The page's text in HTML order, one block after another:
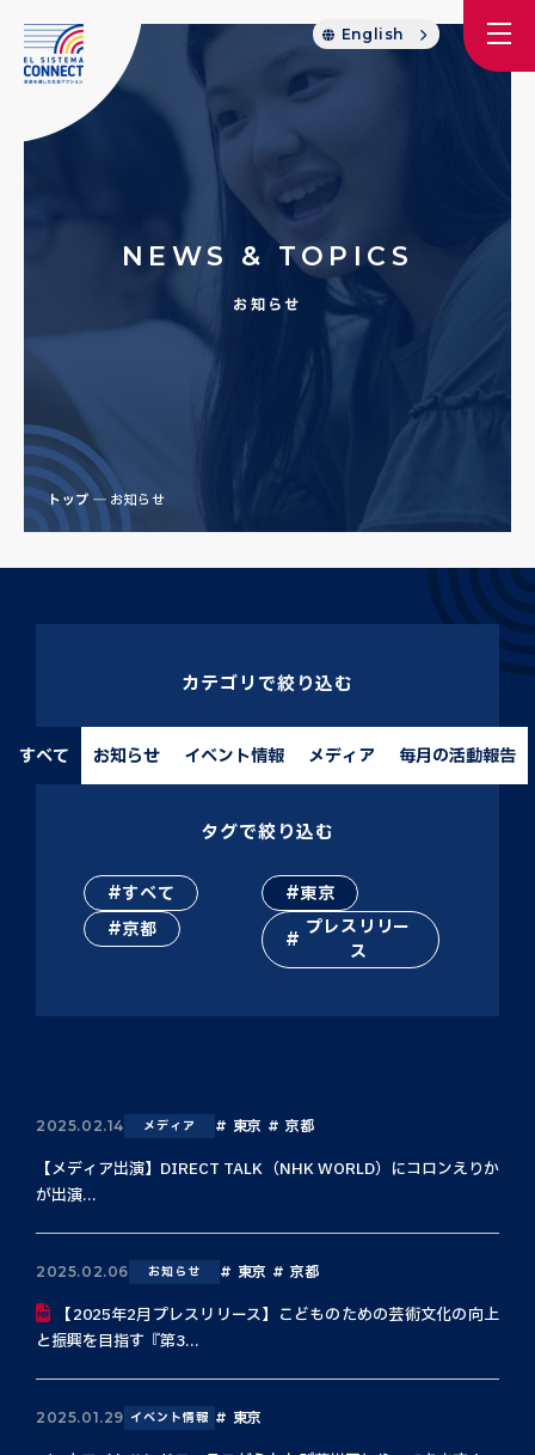
English
NEWS & TOPICS
お知らせ
トップ お知らせ
カテゴリで絞り込む
すべて お知らせ イベント情報 メディア 毎月の活動報告
タグで絞り込む
すべて
東京
京都
プレスリリー
ス
2025.02.14 メディア 東京 京都
【メディア出演】DIRECT TALK（NHK WORLD）にコロンえりか
が出演...
2025.02.06 お知らせ 東京 京都
【2025年2月プレスリリース】こどものための芸術文化の向上
と振興を目指す『第3...
2025.01.29 イベント情報 東京